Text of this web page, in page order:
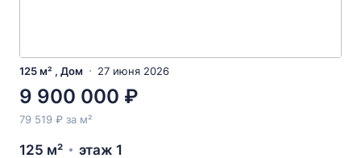
125 м² , Дом 27 июня 2026
9 900 000 ₽
79 519 ₽ за м²
125 м² этаж 1